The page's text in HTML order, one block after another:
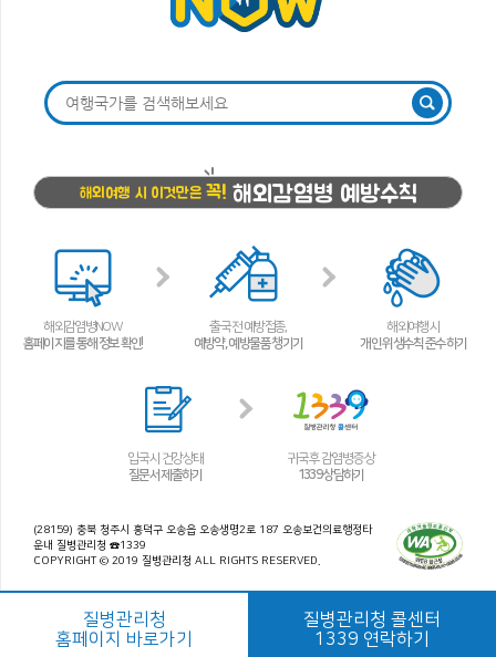
해외여행 시 이것만은 꼭! 해외감염병 예방수칙
해외감염병NOW
홈페이지를 통해 정보 확인!
출국 전 예방접종,
예방약, 예방물품 챙기기
해외여행 시
개인 위생수칙 준수하기
입국 시 건강상태
질문서 제출하기
귀국 후 감염병 증상
1339 상담하기
(28159) 충북 청주시 흥덕구 오송읍 오송생명2로 187 오송보건의료행정타
운내 질병관리청 ☎1339
COPYRIGHT © 2019 질병관리청 ALL RIGHTS RESERVED.
질병관리청
홈페이지 바로가기
질병관리청 콜센터
1339 연락하기